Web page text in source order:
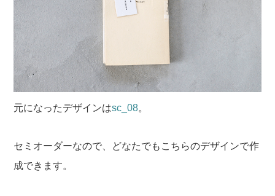
元になったデザインはsc_08。
セミオーダーなので、どなたでもこちらのデザインで作
成できます。